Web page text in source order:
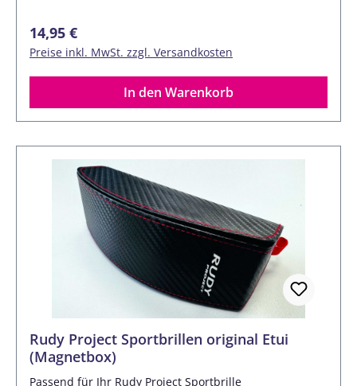
Regulärer Preis:
14,95 €
Preise inkl. MwSt. zzgl. Versandkosten
In den Warenkorb
Rudy Project Sportbrillen original Etui
(Magnetbox)
Passend für Ihr Rudy Project Sportbrille